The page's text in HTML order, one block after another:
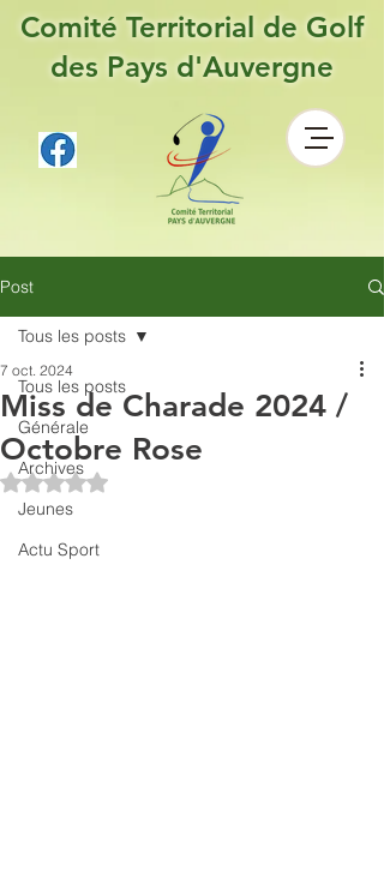
Comité Territorial de Golf
des Pays d'Auvergne
Post
Tous les posts
Générale
Archives
Jeunes
Actu Sport
Tous les posts
Miss de Charade 2024 /
Octobre Rose
7 oct. 2024
Noté NaN étoiles sur 5.